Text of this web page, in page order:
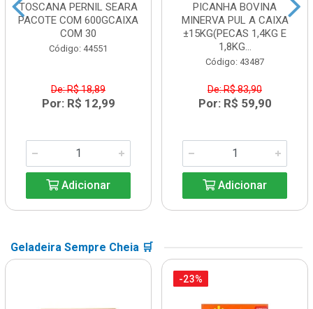
TOSCANA PERNIL SEARA
PACOTE COM 600GCAIXA
COM 30
Código: 44551
De: R$ 18,89
Por: R$ 12,99
Adicionar
PICANHA BOVINA
MINERVA PUL A CAIXA
±15KG(PECAS 1,4KG E
1,8KG...
Código: 43487
De: R$ 83,90
Por: R$ 59,90
Adicionar
Geladeira Sempre Cheia 🛒
-23%